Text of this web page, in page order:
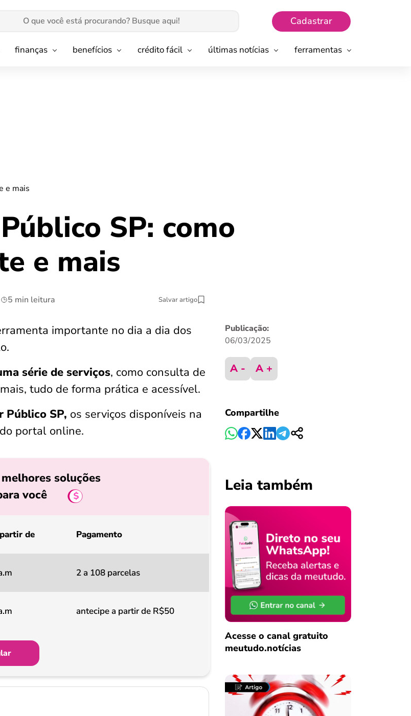
Cadastrar
finanças benefícios crédito fácil últimas notícias ferramentas
e mais
SP: como
e mais
5 min leitura Salvar artigo
importante no dia a dia dos
série de serviços, como consulta de
tudo de forma prática e acessível.
SP, os serviços disponíveis na
portal online.
soluções
você
de Pagamento
2 a 108 parcelas
antecipe a partir de R$50
Publicação:
06/03/2025
A - A +
Compartilhe
Leia também
Acesse o canal gratuito
meutudo.notícias